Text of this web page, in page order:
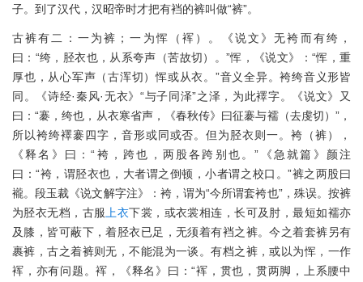
子。到了汉代，汉昭帝时才把有裆的裤叫做“裤”。
古裤有二：一为裤；一为恽（裈）。《说文》无袴而有绔，
曰：“绔，胫衣也，从系夸声（苦故切）。”恽，《说文》：“恽，重
厚也，从心军声（古浑切）恽或从衣。”音义全异。袴绔音义形皆
同。《诗经·秦风·无衣》“与子同泽”之泽，为此襗字。《说文》又
曰：“褰，绔也，从衣寒省声，《春秋传》曰征褰与襦（去虔切）”，
所以袴绔襗褰四字，音形或同或否。但为胫衣则一。袴（裤），
《释名》曰：“袴，跨也，两股各跨别也。”《急就篇》颜注
曰：“袴，谓胫衣也，大者谓之倒顿，小者谓之校口。”裤之两股曰
襱。段玉裁《说文解字注》：袴，谓为“今所谓套袴也”，殊误。按裤
为胫衣无档，古服 上衣下裳，或衣裳相连，长可及肘，最短如襦亦
及膝，皆可蔽下，着胫衣已足，无须着有裆之裤。今之着套裤另有
裹裤，古之着裤则无，不能混为一谈。有档之裤，或以为恽，一作
裈，亦有问题。裈，《释名》曰：“裈，贯也，贯两脚，上系腰中